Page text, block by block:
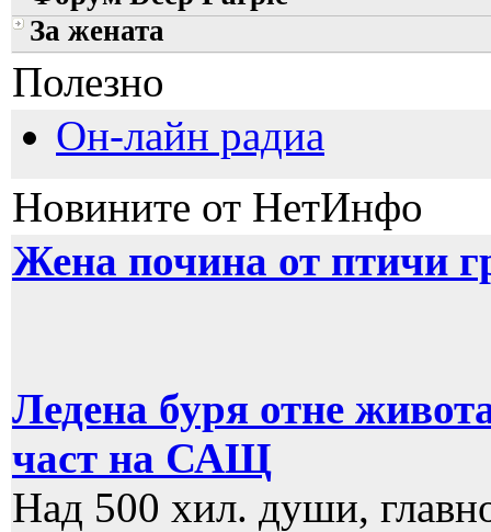
За жената
Полезно
Он-лайн радиа
Новините от НетИнфо
Жена почина от птичи
Ледена буря отне
част на САЩ
Над 500 хил. души,